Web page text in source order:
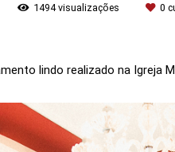
1494visualizações 0
lindo realizado na Igreja